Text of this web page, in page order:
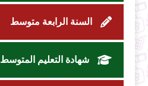
السنة الرابعة متوسط
شهادة التعليم المتوسط